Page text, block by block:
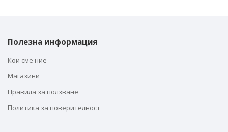
Полезна информация
Кои сме ние
Магазини
Правила за ползване
Политика за поверителност